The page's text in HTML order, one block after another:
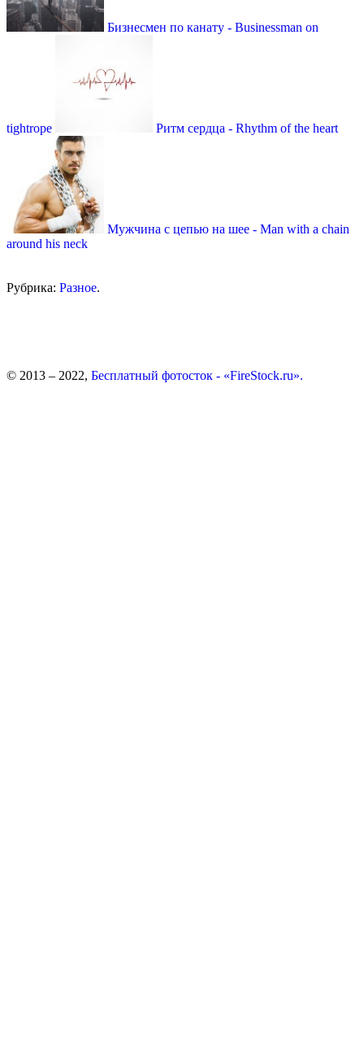
Бизнесмен по канату - Businessman on
tightrope Ритм сердца - Rhythm of the heart
Мужчина с цепью на шее - Man with a chain
around his neck
Рубрика: Разное.
© 2013 – 2022, Бесплатный фотосток - «FireStock.ru».